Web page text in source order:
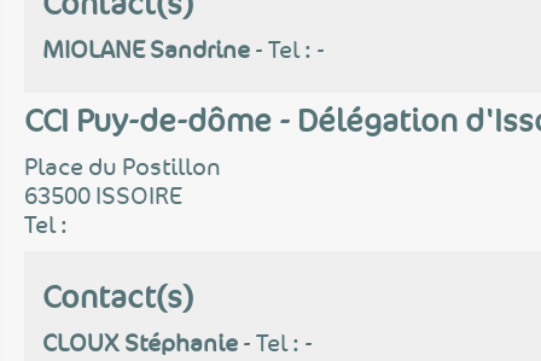
MIOLANE Sandrine- Tel : -
CCI Puy-de-dôme - Délégation
Place du Postillon
63500 ISSOIRE
Tel :
Contact(s)
CLOUX Stéphanie- Tel : -